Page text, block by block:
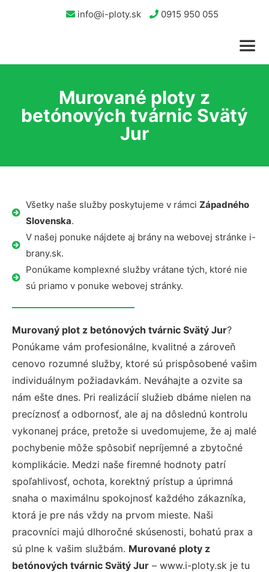
info@i-ploty.sk 0915 950 055
Murované ploty z
betónových tvárnic Svätý
Jur
Všetky naše služby poskytujeme v rámci Západného
Slovenska.
V našej ponuke nájdete aj brány na webovej stránke i-
brany.sk.
Ponúkame komplexné služby vrátane tých, ktoré nie
sú priamo v ponuke webovej stránky.
Murovaný plot z betónových tvárnic Svätý Jur?
Ponúkame vám profesionálne, kvalitné a zároveň
cenovo rozumné služby, ktoré sú prispôsobené vašim
individuálnym požiadavkám. Neváhajte a ozvite sa
nám ešte dnes. Pri realizácií služieb dbáme nielen na
precíznosť a odbornosť, ale aj na dôslednú kontrolu
vykonanej práce, pretože si uvedomujeme, že aj malé
pochybenie môže spôsobiť nepríjemné a zbytočné
komplikácie. Medzi naše firemné hodnoty patrí
spoľahlivosť, ochota, korektný prístup a úprimná
snaha o maximálnu spokojnosť každého zákazníka,
ktorá je pre nás vždy na prvom mieste. Naši
pracovníci majú dlhoročné skúsenosti, bohatú prax a
sú plne k vašim službám. Murované ploty z
betónových tvárnic Svätý Jur – www.i-ploty.sk je tu